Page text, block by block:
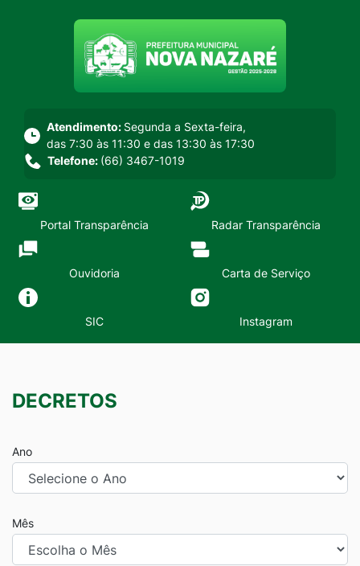
Seção do menu principal
Atendimento: Segunda a Sexta-feira,
das 7:30 às 11:30 e das 13:30 às 17:30
Telefone: (66) 3467-1019
Portal Transparência Radar Transparência
Ouvidoria Carta de Serviço
SIC Instagram
DECRETOS
Ano
Mês